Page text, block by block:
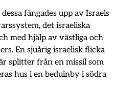
fångades upp av Israels
det israeliska
med hjälp av västliga och
En sjuårig israelisk flicka
splitter från en missil som
hus i en beduinby i södra